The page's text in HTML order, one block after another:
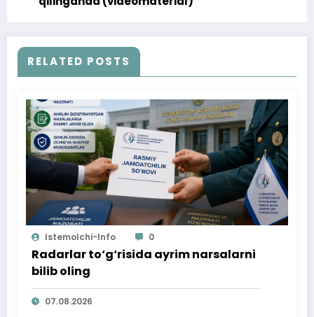
RELATED POSTS
Istemolchi-Info 0
Radarlar to‘g‘risida ayrim narsalarni
bilib oling
07.08.2026